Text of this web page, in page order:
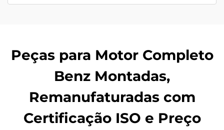
Peças para Motor Completo
Benz Montadas,
Remanufaturadas com
Certificação ISO e Preço